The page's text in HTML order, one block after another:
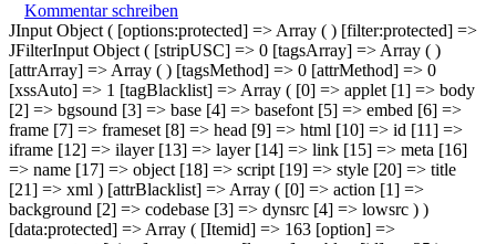
Kommentar schreiben
JInput Object ( [options:protected] => Array ( ) [filter:protected] =>
JFilterInput Object ( [stripUSC] => 0 [tagsArray] => Array ( )
[attrArray] => Array ( ) [tagsMethod] => 0 [attrMethod] => 0
[xssAuto] => 1 [tagBlacklist] => Array ( [0] => applet [1] => body
[2] => bgsound [3] => base [4] => basefont [5] => embed [6] =>
frame [7] => frameset [8] => head [9] => html [10] => id [11] =>
iframe [12] => ilayer [13] => layer [14] => link [15] => meta [16]
=> name [17] => object [18] => script [19] => style [20] => title
[21] => xml ) [attrBlacklist] => Array ( [0] => action [1] =>
background [2] => codebase [3] => dynsrc [4] => lowsrc ) )
[data:protected] => Array ( [Itemid] => 163 [option] =>